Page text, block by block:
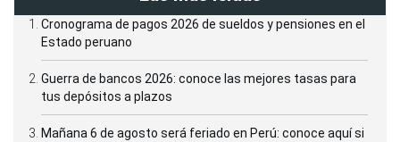
Cronograma de pagos 2026 de sueldos y pensiones en el
Estado peruano
Guerra de bancos 2026: conoce las mejores tasas para
tus depósitos a plazos
Mañana 6 de agosto será feriado en Perú: conoce aquí si